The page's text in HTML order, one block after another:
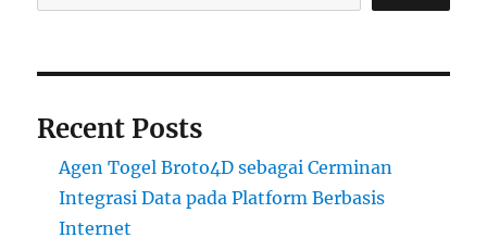
Recent Posts
Agen Togel Broto4D sebagai Cerminan
Integrasi Data pada Platform Berbasis
Internet